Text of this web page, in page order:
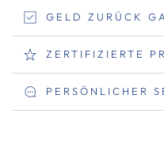
GELD ZURÜCK
ZERTIFIZIERTE
PERSÖNLICHER